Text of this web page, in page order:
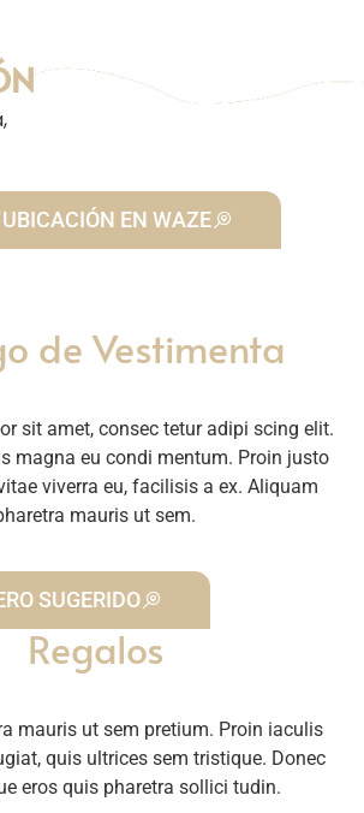
EN WAZE
de Vestimenta
sit amet, consec tetur adipi scing elit.
magna eu condi mentum. Proin justo
viverra eu, facilisis a ex. Aliquam
mauris ut sem.
SUGERIDO
Regalos
mauris ut sem pretium. Proin iaculis
quis ultrices sem tristique. Donec
eros quis pharetra sollici tudin.